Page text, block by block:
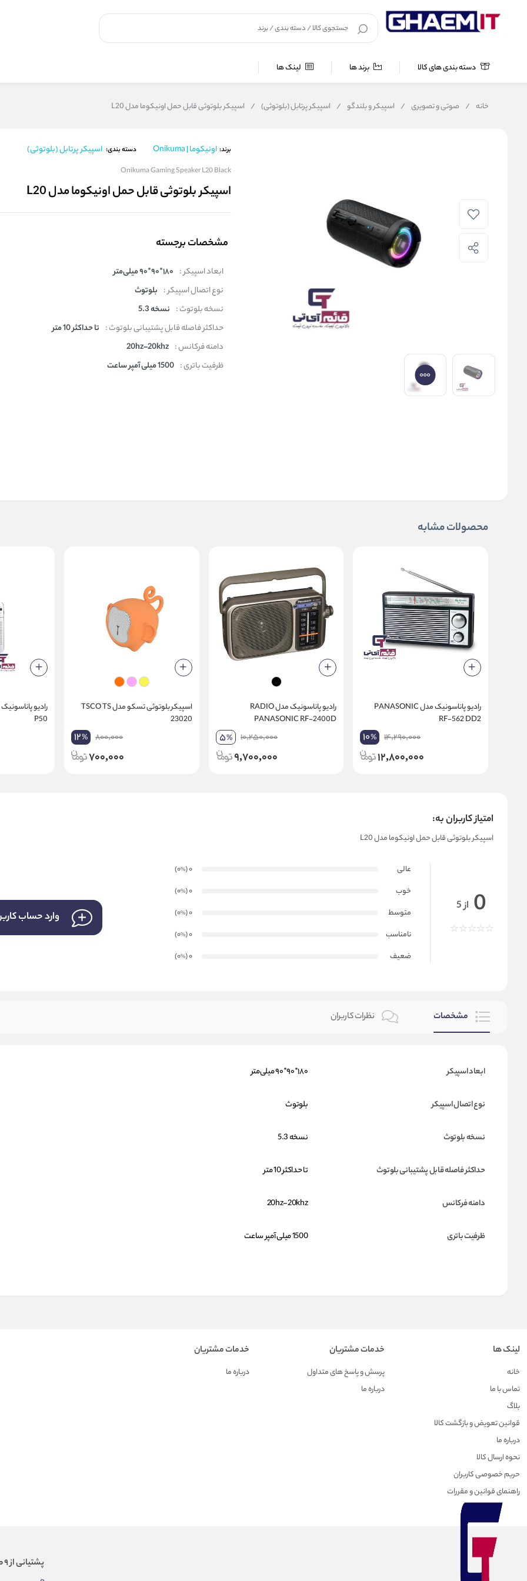
دسته بندی های کالا برند ها لینک ها
خانه / صوتی و تصویری / اسپیکر و بلندگو / اسپیکر پرتابل (بلوتوثی) / اسپیکر بلوتوثی قابل حمل اونیکوما مدل L20
برند: اونیکوما | Onikuma دسته بندی: اسپیکر پرتابل (بلوتوثی)
Onikuma Gaming Speaker L20 Black
اسپیکر بلوتوثی قابل حمل اونیکوما مدل L20
مشخصات برجسته
ابعاد اسپیکر : ۱۸۰*۹۰*۹۰ میلی‌متر
نوع اتصال اسپیکر : بلوتوث
نسخه بلوتوث : نسخه 5.3
حداکثر فاصله قابل پشتیبانی بلوتوث : تا حداکثر 10 متر
دامنه فرکانس : 20hz-20khz
ظرفیت باتری : 1500 میلی آمپر ساعت
محصولات مشابه
رادیو پاناسونیک مدل PANASONIC
RF-562 DD2
14,290,000
10%
12,800,000
رادیو پاناسونیک مدل RADIO
PANASONIC RF-2400D
10,250,000
5%
9,700,000
اسپیکر بلوتوثی تسکو مدل TSCO TS
23020
800,000
12%
700,000
P50
امتیاز کاربران به:
اسپیکر بلوتوثی قابل حمل اونیکوما مدل L20
0 از 5
عالی 0
(0
%
)
خوب
0
(0
%
)
متوسط
0
(0
%
)
نامناسب
0
(0
%
)
ضعیف
0
(0
%
)
وارد حساب
مشخصات نظرات کاربران
ابعاد اسپیکر ۱۸۰*۹۰*۹۰ میلی‌متر
نوع اتصال اسپیکر بلوتوث
نسخه بلوتوث نسخه 5.3
حداکثر فاصله قابل پشتیبانی بلوتوث تا حداکثر 10 متر
دامنه فرکانس 20hz-20khz
ظرفیت باتری 1500 میلی آمپر ساعت
لینک ها
خانه
تماس با ما
بلاگ
قوانین تعویض و بازگشت کالا
درباره ما
نحوه ارسال کالا
حریم خصوصی کاربران
راهنمای قوانین و مقررات
خدمات مشتریان
پرسش و پاسخ های متداول
درباره ما
خدمات مشتریان
درباره ما
پشتیانی از 9 صبح الی 18 عصر